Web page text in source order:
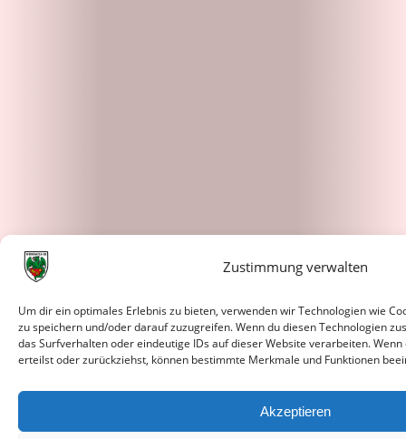
Zustimmung verwalten
Um dir ein optimales Erlebnis zu bieten, verwenden wir Technologien wie
zu speichern und/oder darauf zuzugreifen. Wenn du diesen Technologien
das Surfverhalten oder eindeutige IDs auf dieser Website verarbeiten.
erteilst oder zurückziehst, können bestimmte Merkmale und Funktionen
Akzeptieren